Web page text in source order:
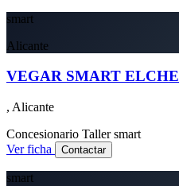
smart
Alicante
VEGAR SMART ELCHE
, Alicante
Concesionario Taller smart
Ver ficha
Contactar
smart